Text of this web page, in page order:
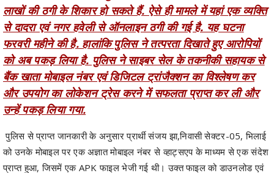
फरवरी महीने की है. हालांकि पुलिस ने तत्परता दिखाते हुए आरोपियों
को अब पकड़ लिया है. पुलिस ने साइबर सेल के तकनीकी सहायक से
बैंक खाता मोबाइल नंबर एवं डिजिटल ट्रांजैक्शन का विश्लेषण कर
और उपयोग का लोकेशन ट्रेस करने में सफलता प्राप्त कर ली और
उन्हें पकड़ लिया गया.
पुलिस से प्राप्त जानकारी के अनुसार प्रार्थी संजय झा,निवासी सेक्टर-05, भिलाई
को उनके मोबाइल पर एक अज्ञात मोबाइल नंबर से व्हाट्सएप के माध्यम से एक संदेश
प्राप्त हुआ, जिसमें एक APK फाइल भेजी गई थी। उक्त फाइल को डाउनलोड एवं
इंस्टॉल करने के पश्चात उनके मोबाइल पर प्राप्त होने वाले ओटीपी एवं अन्य संदेश
स्वतः अन्य नंबर पर फॉरवर्ड होने लगे। इसके फलस्वरूप उनके बैंक खाते से